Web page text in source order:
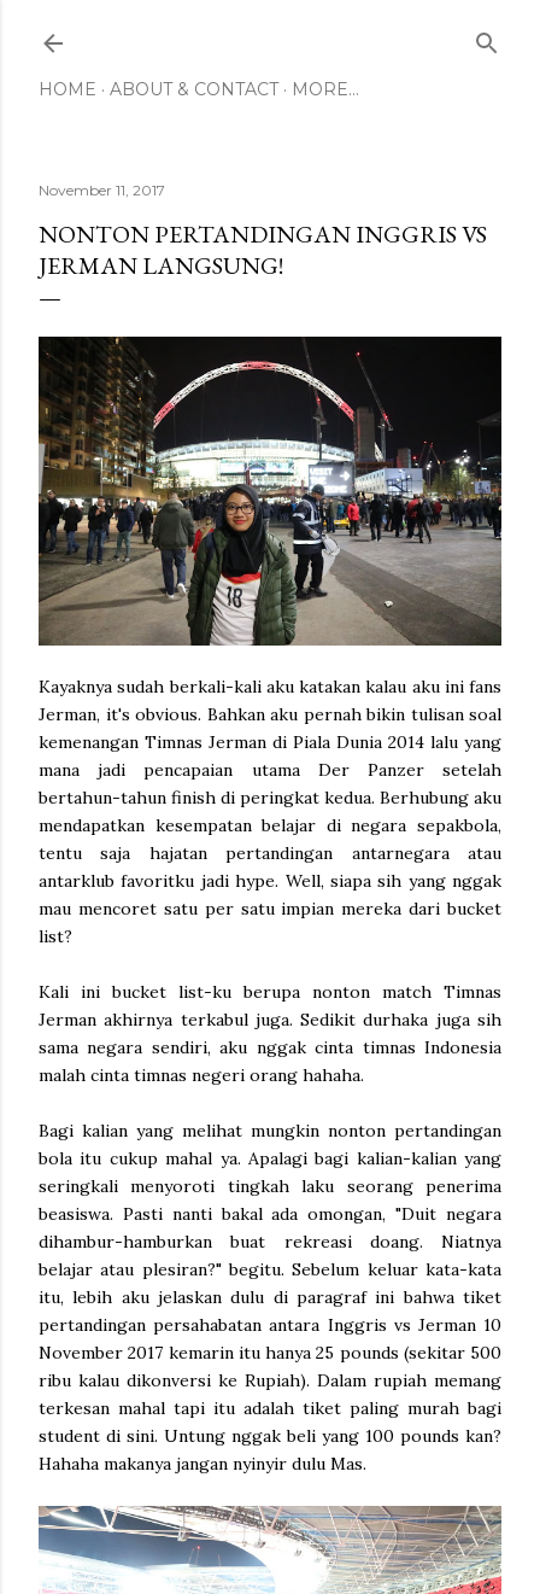
HOME ABOUT & CONTACT MORE…
November 11, 2017
NONTON PERTANDINGAN INGGRIS VS
JERMAN LANGSUNG!
Kayaknya sudah berkali-kali aku katakan kalau aku ini fans
Jerman, it's obvious. Bahkan aku pernah bikin tulisan soal
kemenangan Timnas Jerman di Piala Dunia 2014 lalu yang
mana jadi pencapaian utama Der Panzer setelah
bertahun-tahun finish di peringkat kedua. Berhubung aku
mendapatkan kesempatan belajar di negara sepakbola,
tentu saja hajatan pertandingan antarnegara atau
antarklub favoritku jadi hype. Well, siapa sih yang nggak
mau mencoret satu per satu impian mereka dari bucket
list?
Kali ini bucket list-ku berupa nonton match Timnas
Jerman akhirnya terkabul juga. Sedikit durhaka juga sih
sama negara sendiri, aku nggak cinta timnas Indonesia
malah cinta timnas negeri orang hahaha.
Bagi kalian yang melihat mungkin nonton pertandingan
bola itu cukup mahal ya. Apalagi bagi kalian-kalian yang
seringkali menyoroti tingkah laku seorang penerima
beasiswa. Pasti nanti bakal ada omongan, "Duit negara
dihambur-hamburkan buat rekreasi doang. Niatnya
belajar atau plesiran?" begitu. Sebelum keluar kata-kata
itu, lebih aku jelaskan dulu di paragraf ini bahwa tiket
pertandingan persahabatan antara Inggris vs Jerman 10
November 2017 kemarin itu hanya 25 pounds (sekitar 500
ribu kalau dikonversi ke Rupiah). Dalam rupiah memang
terkesan mahal tapi itu adalah tiket paling murah bagi
student di sini. Untung nggak beli yang 100 pounds kan?
Hahaha makanya jangan nyinyir dulu Mas.